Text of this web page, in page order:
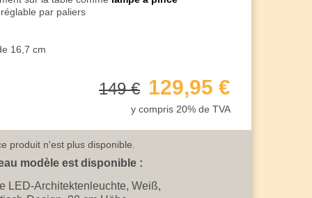
par paliers
16,7 cm
5 watts
149 € 129,95 €
y compris 20% de TVA
produit n'est plus disponible.
modèle est disponible :
LED-Architektenleuchte, Weiß,